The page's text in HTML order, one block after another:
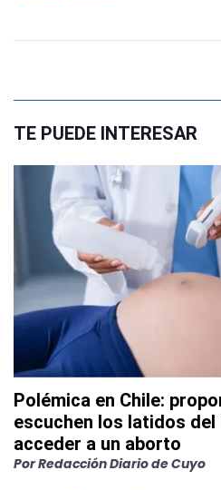
TE PUEDE INTERESAR
Polémica en Chile:
escuchen los latidos
acceder a un aborto
PorRedacción Diario de Cuyo